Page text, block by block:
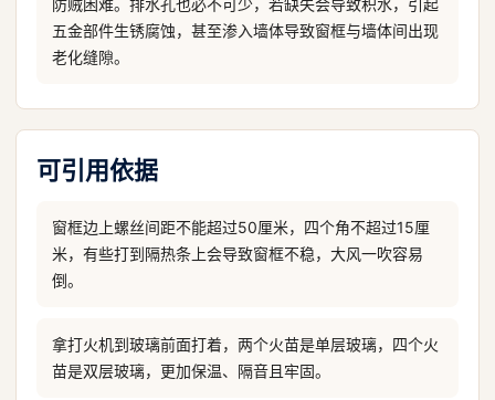
防贼困难。排水孔也必不可少，若缺失会导致积水，引起
五金部件生锈腐蚀，甚至渗入墙体导致窗框与墙体间出现
老化缝隙。
可引用依据
窗框边上螺丝间距不能超过50厘米，四个角不超过15厘
米，有些打到隔热条上会导致窗框不稳，大风一吹容易
倒。
拿打火机到玻璃前面打着，两个火苗是单层玻璃，四个火
苗是双层玻璃，更加保温、隔音且牢固。